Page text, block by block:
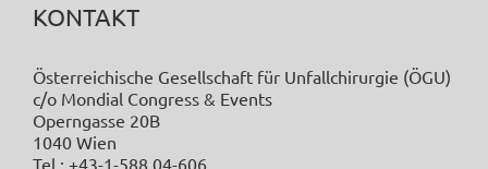
KONTAKT
Österreichische Gesellschaft für Unfallchirurgie (ÖGU)
c/o Mondial Congress & Events
Operngasse 20B
1040 Wien
Tel.: +43-1-588 04-606